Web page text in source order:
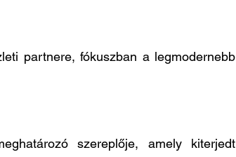
partnere, fókuszban a legmodernebb
szereplője, amely kiterjedt